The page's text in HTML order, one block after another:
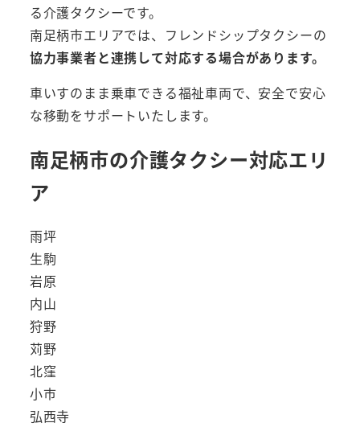
る介護タクシーです。
南足柄市エリアでは、フレンドシップタクシーの
協力事業者と連携して対応する場合があります。
車いすのまま乗車できる福祉車両で、安全で安心
な移動をサポートいたします。
南足柄市の介護タクシー対応エリ
ア
雨坪
生駒
岩原
内山
狩野
苅野
北窪
小市
弘西寺